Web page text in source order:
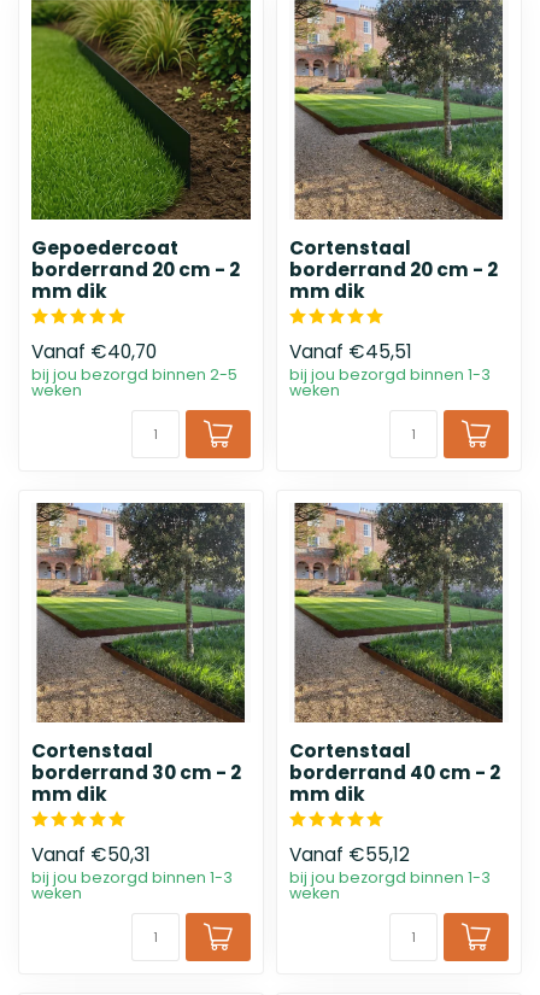
Gepoedercoat
borderrand 20 cm - 2
mm dik
Vanaf €40,70
bij jou bezorgd binnen 2-5
weken
Cortenstaal
borderrand 20 cm - 2
mm dik
Vanaf €45,51
bij jou bezorgd binnen 1-3
weken
Cortenstaal
borderrand 30 cm - 2
mm dik
Vanaf €50,31
bij jou bezorgd binnen 1-3
weken
Cortenstaal
borderrand 40 cm - 2
mm dik
Vanaf €55,12
bij jou bezorgd binnen 1-3
weken